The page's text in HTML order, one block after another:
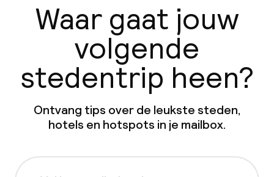
Waar gaat jouw
volgende
stedentrip heen?
Ontvang tips over de leukste steden,
hotels en hotspots in je mailbox.